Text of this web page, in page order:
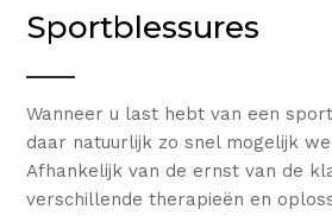
Sportblessures
Wanneer u last hebt van een
daar natuurlijk zo snel mogelijk
Afhankelijk van de ernst van de
verschillende therapieën en